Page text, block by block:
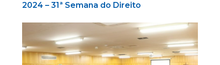
2024 – 31ª Semana do Direito